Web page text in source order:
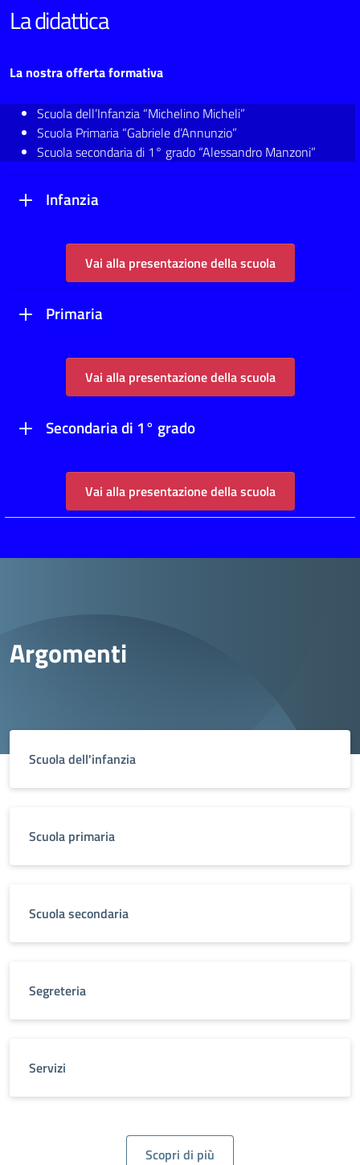
La didattica
La nostra offerta formativa
Scuola dell’Infanzia “Michelino Micheli”
Scuola Primaria “Gabriele d’Annunzio”
Scuola secondaria di 1° grado “Alessandro Manzoni”
Infanzia
Vai alla presentazione della scuola
Primaria
Vai alla presentazione della scuola
Secondaria di 1° grado
Vai alla presentazione della scuola
Argomenti
Scuola dell'infanzia
Scuola primaria
Scuola secondaria
Segreteria
Servizi
Scopri di più